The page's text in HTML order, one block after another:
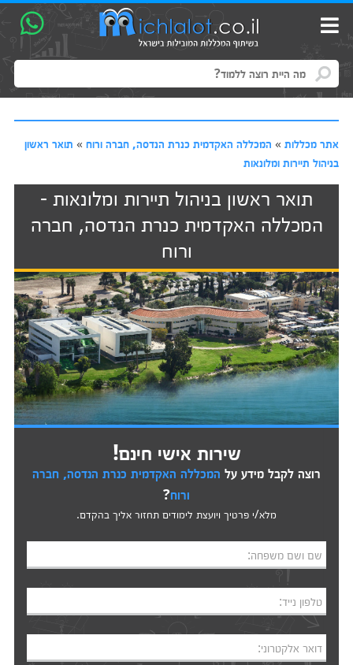
אתר מכללות» המכללה האקדמית כנרת הנדסה, חברה ורוח» תואר ראשון
בניהול תיירות ומלונאות
תואר ראשון בניהול תיירות ומלונאות -
המכללה האקדמית כנרת הנדסה, חברה
ורוח
שירות אישי חינם!
רוצה לקבל מידע על המכללה האקדמית כנרת הנדסה, חברה
ורוח?
מלא/י פרטיך ויועצת לימודים תחזור אליך בהקדם.
שם ושם משפחה:
טלפון נייד:
דואר אלקטרוני: